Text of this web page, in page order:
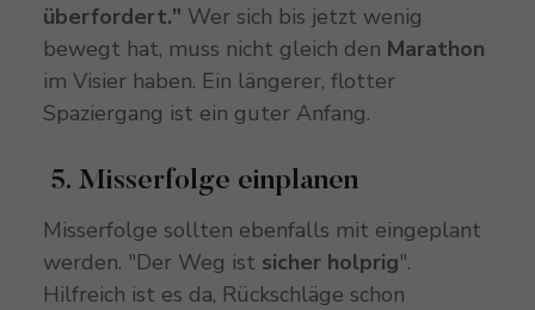
überfordert." Wer sich bis jetzt wenig
bewegt hat, muss nicht gleich den Marathon
im Visier haben. Ein längerer, flotter
Spaziergang ist ein guter Anfang.
5. Misserfolge einplanen
Misserfolge sollten ebenfalls mit eingeplant
werden. "Der Weg ist sicherholprig".
Hilfreich ist es da, Rückschläge schon